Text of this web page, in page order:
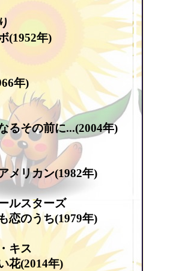
(1952年)
年)
るその前に...(2004年)
メリカン(1982年)
ルスターズ
恋のうち(1979年)
キス
花(2014年)